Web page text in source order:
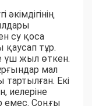
су қоса
тұр.
үш жыл өткен.
мал
тартылған. Екі
иелеріне
емес. Соңғы